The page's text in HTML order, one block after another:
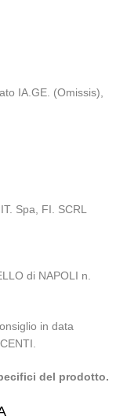
IA.GE. (Omissis),
Spa, FI. SCRL
di NAPOLI n.
in data
del prodotto.